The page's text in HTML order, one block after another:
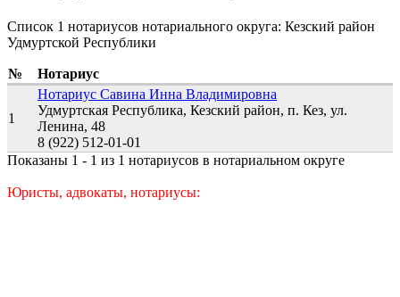
Список 1 нотариусов нотариального округа: Кезский район
Удмуртской Республики
№ Нотариус
1
Нотариус Савина Инна Владимировна
Удмуртская Республика, Кезский район, п. Кез, ул.
Ленина, 48
8 (922) 512-01-01
Показаны 1 - 1 из 1 нотариусов в нотариальном округе
Юристы, адвокаты, нотариусы: